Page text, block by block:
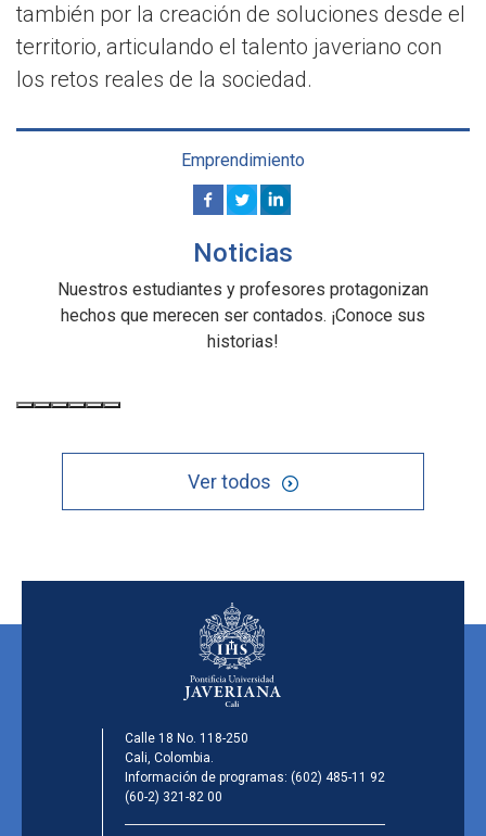
también por la creación de soluciones desde el
territorio, articulando el talento javeriano con
los retos reales de la sociedad.
Emprendimiento
Noticias
Nuestros estudiantes y profesores protagonizan
hechos que merecen ser contados. ¡Conoce sus
historias!
Ver todos
Calle 18 No. 118-250
Cali, Colombia.
Información de programas: (602) 485-11 92
(60-2) 321-82 00